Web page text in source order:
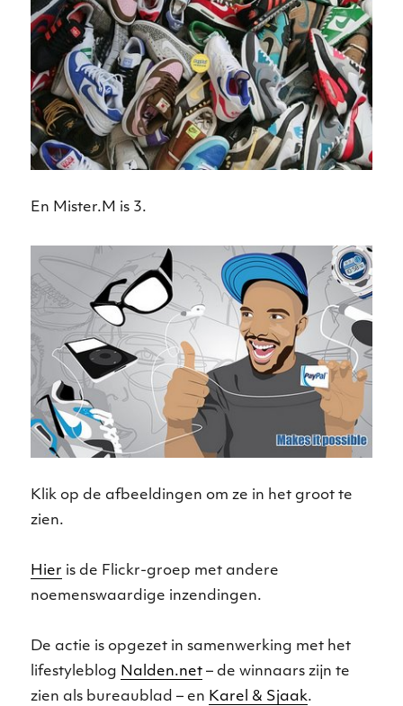
En Mister.M is 3.
Klik op de afbeeldingen om ze in het groot te
zien.
Hier is de Flickr-groep met andere
noemenswaardige inzendingen.
De actie is opgezet in samenwerking met het
lifestyleblog Nalden.net – de winnaars zijn te
zien als bureaublad – en Karel & Sjaak.